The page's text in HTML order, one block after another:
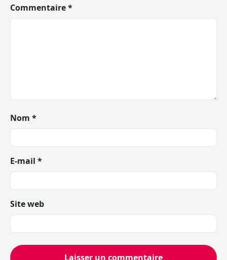
Commentaire*
Nom *
E-mail *
Site web